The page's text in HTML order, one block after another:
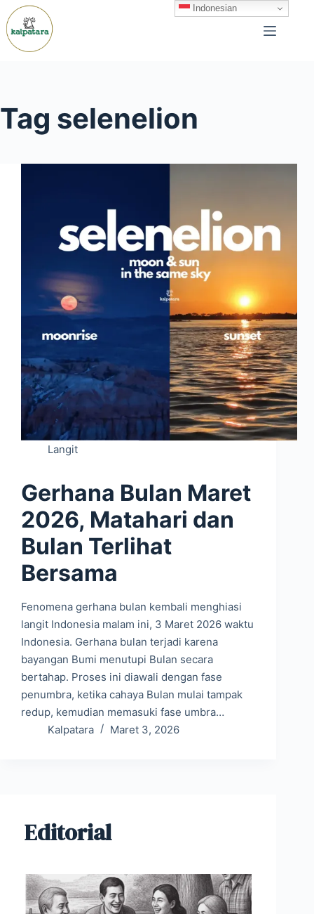
Skip
to
content
Tag selenelion
Langit
Gerhana Bulan Maret
2026, Matahari dan
Bulan Terlihat
Bersama
Fenomena gerhana bulan kembali menghiasi
langit Indonesia malam ini, 3 Maret 2026 waktu
Indonesia. Gerhana bulan terjadi karena
bayangan Bumi menutupi Bulan secara
bertahap. Proses ini diawali dengan fase
penumbra, ketika cahaya Bulan mulai tampak
redup, kemudian memasuki fase umbra…
Kalpatara
Maret 3, 2026
Editorial
Indonesian